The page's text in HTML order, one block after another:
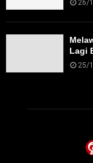
26/
Lagi
25/